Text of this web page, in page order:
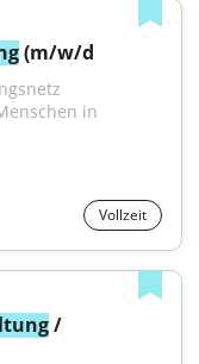
(m/w/d
in
Vollzeit
/